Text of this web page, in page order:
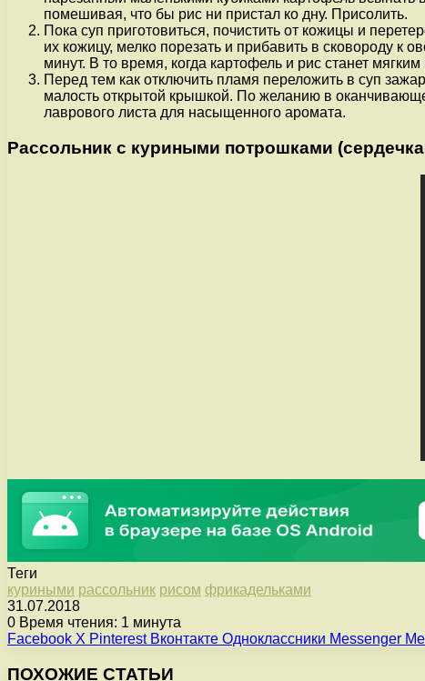
помешивая, что бы рис ни пристал ко дну. Присолить.
Пока суп приготовиться, почистить от кожицы и
их кожицу, мелко порезать и прибавить в сковороду к
минут. В то время, когда картофель и рис станет
Перед тем как отключить пламя переложить в суп
малость открытой крышкой. По желанию в
лаврового листа для насыщенного аромата.
Рассольник с куриными потрошками
Теги
куриными рассольник рисом фрикадельками
31.07.2018
0 Время чтения: 1 минута
Facebook X Pinterest Вконтакте Одноклассники Messenger
ПОХОЖИЕ СТАТЬИ